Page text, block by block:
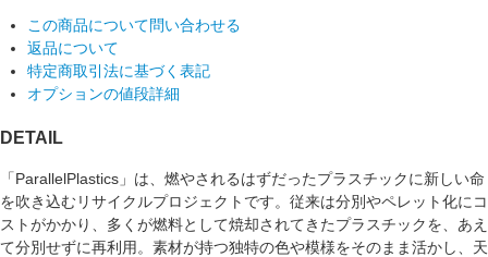
この商品について問い合わせる
返品について
特定商取引法に基づく表記
オプションの値段詳細
DETAIL
「ParallelPlastics」は、燃やされるはずだったプラスチックに新しい命
を吹き込むリサイクルプロジェクトです。従来は分別やペレット化にコ
ストがかかり、多くが燃料として焼却されてきたプラスチックを、あえ
て分別せずに再利用。素材が持つ独特の色や模様をそのまま活かし、天